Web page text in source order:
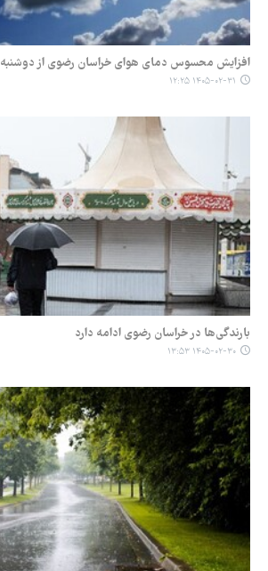
افزایش محسوس دمای هوای خراسان رضوی از دوشنبه
۱۴۰۵-۰۲-۳۱ ۱۲:۲۵
بارندگی‌ها در خراسان رضوی ادامه دارد
۱۴۰۵-۰۲-۳۰ ۱۳:۵۳